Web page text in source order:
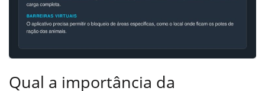
Qual a importância da